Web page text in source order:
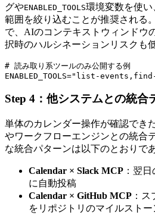
グやENABLED_TOOLS環境変数を使
範囲を絞り込むことが推奨される
で、AIのコンテキストウィンドウ
択時のハルシネーションリスクも
# 読み取り系ツールのみ公開する例
Step 4：他システムとの統合
単体のカレンダー操作が確認でき
やワークフローエンジンとの統合
な統合パターンは以下のとおりであ
Calendar × Slack MCP ：翌
に自動投稿
Calendar × GitHub MCP ：
をリポジトリのマイルストー